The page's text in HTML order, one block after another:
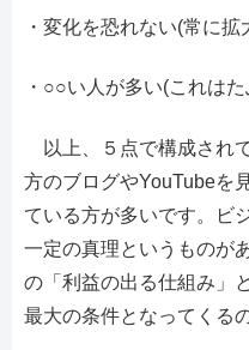
・変化を恐れない(常に拡
・○○い人が多い(これは
以上、５点で構成され
方のブログやYouTubeを
ている方が多いです。ビ
一定の真理というものが
の「利益の出る仕組み」
最大の条件となってくる